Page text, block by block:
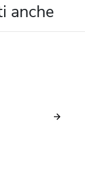
anche